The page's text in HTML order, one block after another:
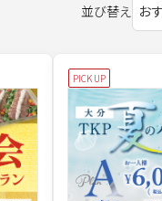
並び替え
PICK UP